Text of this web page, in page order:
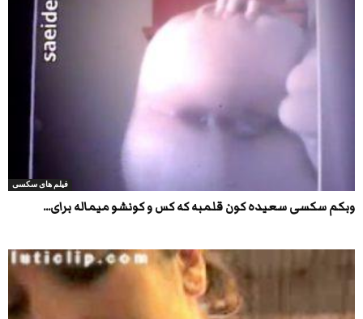
فیلم های سکسی
وبکم سکسی سعیده کون قلمبه که کس و کونشو میماله برای...